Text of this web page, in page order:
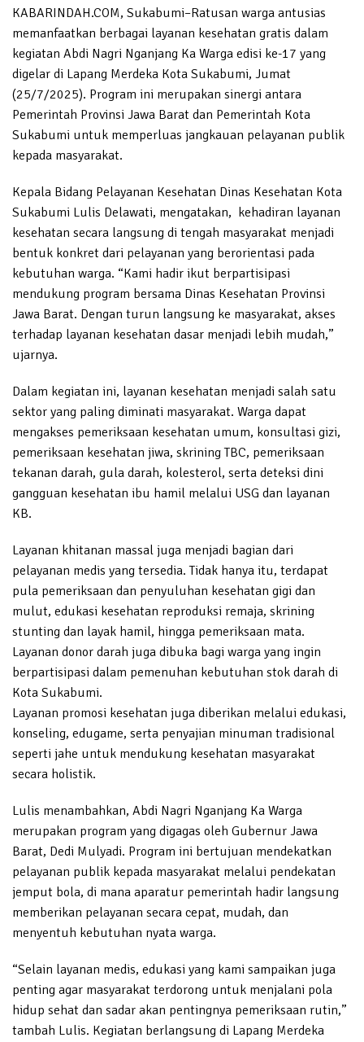
KABARINDAH.COM, Sukabumi–Ratusan warga antusias
memanfaatkan berbagai layanan kesehatan gratis dalam
kegiatan Abdi Nagri Nganjang Ka Warga edisi ke-17 yang
digelar di Lapang Merdeka Kota Sukabumi, Jumat
(25/7/2025). Program ini merupakan sinergi antara
Pemerintah Provinsi Jawa Barat dan Pemerintah Kota
Sukabumi untuk memperluas jangkauan pelayanan publik
kepada masyarakat.
Kepala Bidang Pelayanan Kesehatan Dinas Kesehatan Kota
Sukabumi Lulis Delawati, mengatakan, kehadiran layanan
kesehatan secara langsung di tengah masyarakat menjadi
bentuk konkret dari pelayanan yang berorientasi pada
kebutuhan warga. “Kami hadir ikut berpartisipasi
mendukung program bersama Dinas Kesehatan Provinsi
Jawa Barat. Dengan turun langsung ke masyarakat, akses
terhadap layanan kesehatan dasar menjadi lebih mudah,”
ujarnya.
Dalam kegiatan ini, layanan kesehatan menjadi salah satu
sektor yang paling diminati masyarakat. Warga dapat
mengakses pemeriksaan kesehatan umum, konsultasi gizi,
pemeriksaan kesehatan jiwa, skrining TBC, pemeriksaan
tekanan darah, gula darah, kolesterol, serta deteksi dini
gangguan kesehatan ibu hamil melalui USG dan layanan
KB.
Layanan khitanan massal juga menjadi bagian dari
pelayanan medis yang tersedia. Tidak hanya itu, terdapat
pula pemeriksaan dan penyuluhan kesehatan gigi dan
mulut, edukasi kesehatan reproduksi remaja, skrining
stunting dan layak hamil, hingga pemeriksaan mata.
Layanan donor darah juga dibuka bagi warga yang ingin
berpartisipasi dalam pemenuhan kebutuhan stok darah di
Kota Sukabumi.
Layanan promosi kesehatan juga diberikan melalui edukasi,
konseling, edugame, serta penyajian minuman tradisional
seperti jahe untuk mendukung kesehatan masyarakat
secara holistik.
Lulis menambahkan, Abdi Nagri Nganjang Ka Warga
merupakan program yang digagas oleh Gubernur Jawa
Barat, Dedi Mulyadi. Program ini bertujuan mendekatkan
pelayanan publik kepada masyarakat melalui pendekatan
jemput bola, di mana aparatur pemerintah hadir langsung
memberikan pelayanan secara cepat, mudah, dan
menyentuh kebutuhan nyata warga.
“Selain layanan medis, edukasi yang kami sampaikan juga
penting agar masyarakat terdorong untuk menjalani pola
hidup sehat dan sadar akan pentingnya pemeriksaan rutin,”
tambah Lulis. Kegiatan berlangsung di Lapang Merdeka